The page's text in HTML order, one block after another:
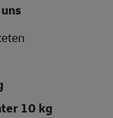
10 kg